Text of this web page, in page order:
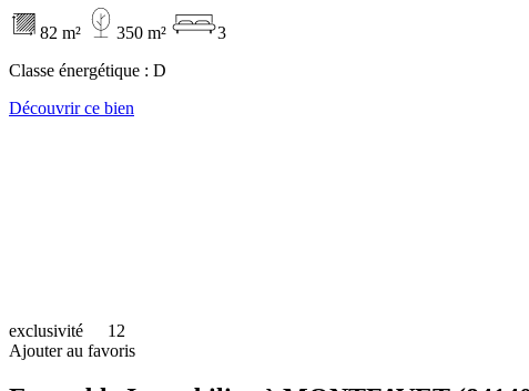
82 m² 350 m²
3
Classe énergétique : D
Découvrir ce bien
exclusivité
12
Ajouter au favoris